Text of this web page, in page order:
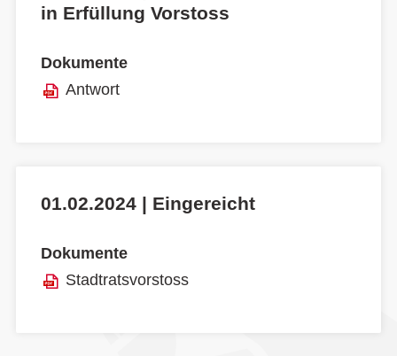
in Erfüllung Vorstoss
Dokumente
Antwort
01.02.2024 | Eingereicht
Dokumente
Stadtratsvorstoss